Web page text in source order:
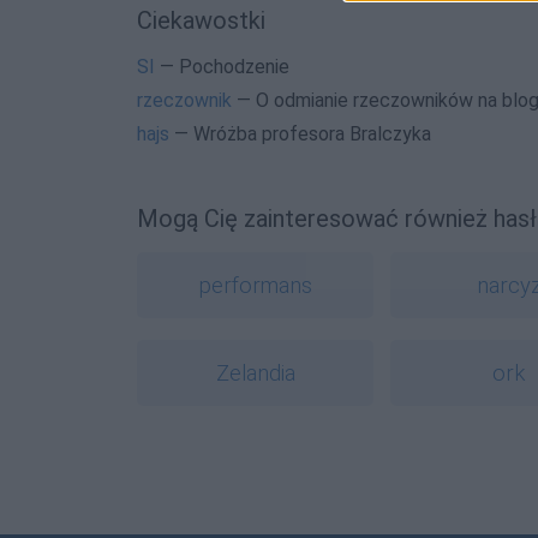
Ciekawostki
SI — Pochodzenie
rzeczownik — O odmianie rzeczowników na
hajs — Wróżba profesora Bralczyka
Mogą Cię zainteresować również
performans
Zelandia ork